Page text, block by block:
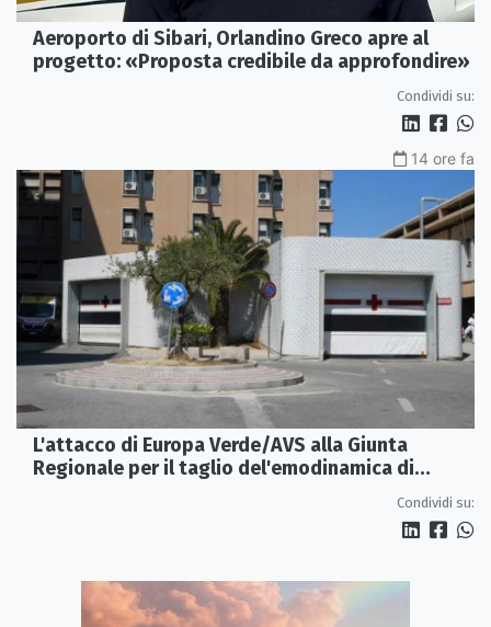
Aeroporto di Sibari, Orlandino Greco apre al
progetto: «Proposta credibile da approfondire»
Condividi su:
14 ore fa
L'attacco di Europa Verde/AVS alla Giunta
Regionale per il taglio del'emodinamica di
Condividi su: